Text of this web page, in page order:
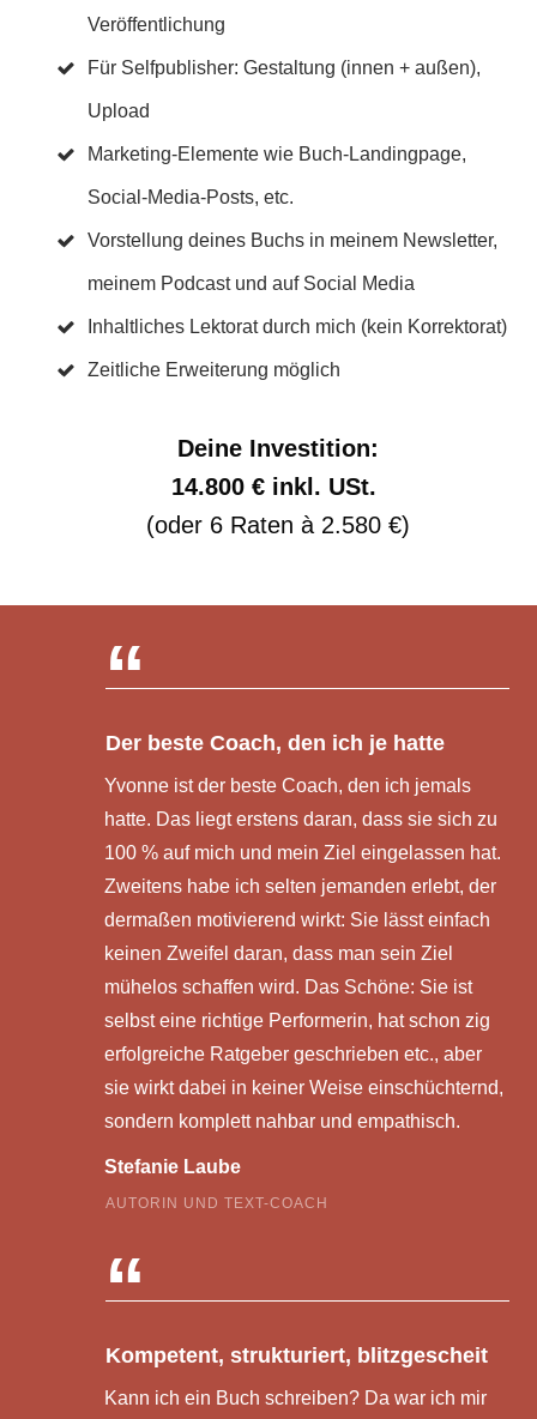
Veröffentlichung
Für Selfpublisher: Gestaltung (innen + außen),
Upload
Marketing-Elemente wie Buch-Landingpage,
Social-Media-Posts, etc.
Vorstellung deines Buchs in meinem Newsletter,
meinem Podcast und auf Social Media
Inhaltliches Lektorat durch mich (kein Korrektorat)
Zeitliche Erweiterung möglich
Deine Investition:
14.800 € inkl. USt.
(oder 6 Raten à 2.580 €)
“
Der beste Coach, den ich je hatte
Yvonne ist der beste Coach, den ich jemals
hatte. Das liegt erstens daran, dass sie sich zu
100 % auf mich und mein Ziel eingelassen hat.
Zweitens habe ich selten jemanden erlebt, der
dermaßen motivierend wirkt: Sie lässt einfach
keinen Zweifel daran, dass man sein Ziel
mühelos schaffen wird. Das Schöne: Sie ist
selbst eine richtige Performerin, hat schon zig
erfolgreiche Ratgeber geschrieben etc., aber
sie wirkt dabei in keiner Weise einschüchternd,
sondern komplett nahbar und empathisch.
Stefanie Laube
AUTORIN UND TEXT-COACH
“
Kompetent, strukturiert, blitzgescheit
Kann ich ein Buch schreiben? Da war ich mir